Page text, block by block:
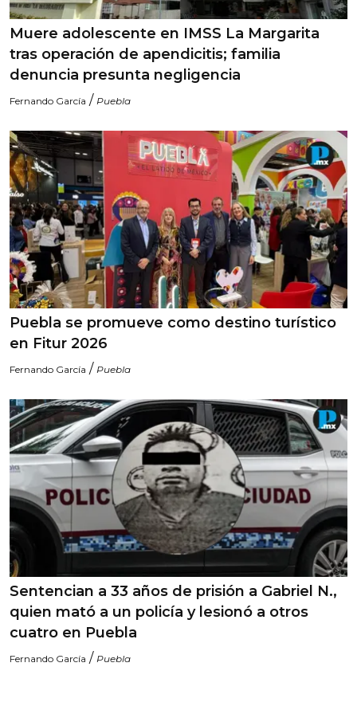
Muere adolescente en IMSS La Margarita
tras operación de apendicitis; familia
denuncia presunta negligencia
Fernando García / Puebla
Puebla se promueve como destino turístico
en Fitur 2026
Fernando García / Puebla
Sentencian a 33 años de prisión a Gabriel N.,
quien mató a un policía y lesionó a otros
cuatro en Puebla
Fernando García / Puebla